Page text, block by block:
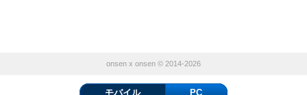
onsen x onsen © 2014-2026
モバイル PC